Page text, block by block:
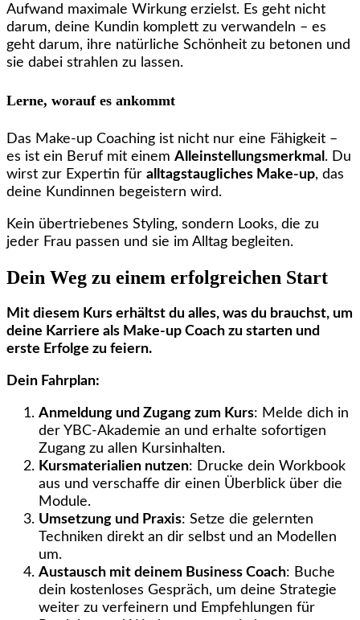
Aufwand maximale Wirkung erzielst. Es geht nicht
darum, deine Kundin komplett zu verwandeln – es
geht darum, ihre natürliche Schönheit zu betonen und
sie dabei strahlen zu lassen.
Lerne, worauf es ankommt
Das Make-up Coaching ist nicht nur eine Fähigkeit –
es ist ein Beruf mit einem Alleinstellungsmerkmal . Du
wirst zur Expertin für alltagstaugliches Make-up, das
deine Kundinnen begeistern wird.
Kein übertriebenes Styling, sondern Looks, die zu
jeder Frau passen und sie im Alltag begleiten.
Dein Weg zu einem erfolgreichen Start
Mit diesem Kurs erhältst du alles, was du brauchst, um
deine Karriere als Make-up Coach zu starten und
erste Erfolge zu feiern.
Dein Fahrplan:
Anmeldung und Zugang zum Kurs: Melde dich in
der YBC-Akademie an und erhalte sofortigen
Zugang zu allen Kursinhalten.
Kursmaterialien nutzen: Drucke dein Workbook
aus und verschaffe dir einen Überblick über die
Module.
Umsetzung und Praxis: Setze die gelernten
Techniken direkt an dir selbst und an Modellen
um.
Austausch mit deinem Business Coach: Buche
dein kostenloses Gespräch, um deine Strategie
weiter zu verfeinern und Empfehlungen für